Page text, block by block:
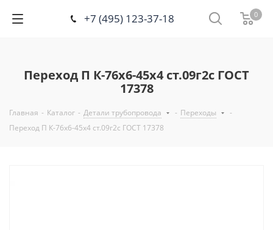
+7 (495) 123-37-18 0
Переход П К-76х6-45х4 ст.09г2с ГОСТ
17378
Главная - Каталог - Детали трубопровода - Переходы
-
Переход П К-76х6-45х4 ст.09г2с ГОСТ 17378